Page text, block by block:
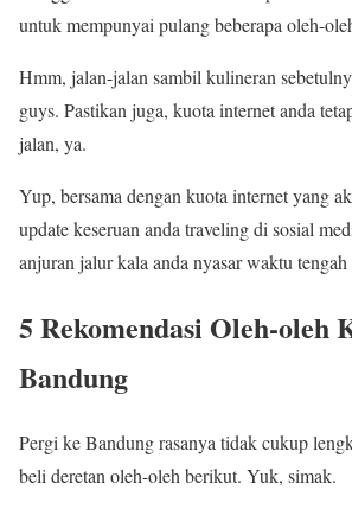
untuk mempunyai pulang beberapa oleh-
Hmm, jalan-jalan sambil kulineran
guys. Pastikan juga, kuota internet anda
jalan, ya.
Yup, bersama dengan kuota internet yang
update keseruan anda traveling di sosial
anjuran jalur kala anda nyasar waktu
5 Rekomendasi Oleh-oleh
Bandung
Pergi ke Bandung rasanya tidak cukup
beli deretan oleh-oleh berikut. Yuk, simak.